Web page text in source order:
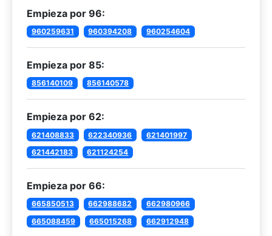
Empieza por 96:
960259631 960394208 960254604
Empieza por 85:
856140109 856140578
Empieza por 62:
621408833 622340936
621401997
621442183
621124254
Empieza por 66:
665850513 662988682
662980966
665088459
665015268 662912948